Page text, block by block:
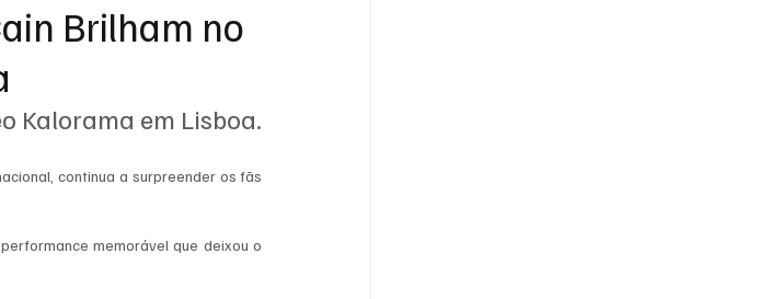
Brilham no
Kalorama em Lisboa.
continua a surpreender os fãs
memorável que deixou o